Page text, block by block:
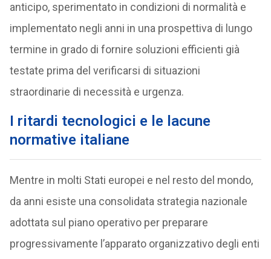
anticipo, sperimentato in condizioni di normalità e
implementato negli anni in una prospettiva di lungo
termine in grado di fornire soluzioni efficienti già
testate prima del verificarsi di situazioni
straordinarie di necessità e urgenza.
I ritardi tecnologici e le lacune
normative italiane
Mentre in molti Stati europei e nel resto del mondo,
da anni esiste una consolidata strategia nazionale
adottata sul piano operativo per preparare
progressivamente l’apparato organizzativo degli enti